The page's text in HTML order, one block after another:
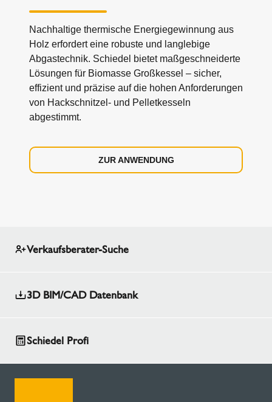
Nachhaltige thermische Energiegewinnung aus
Holz erfordert eine robuste und langlebige
Abgastechnik. Schiedel bietet maßgeschneiderte
Lösungen für Biomasse Großkessel – sicher,
effizient und präzise auf die hohen Anforderungen
von Hackschnitzel- und Pelletkesseln
abgestimmt.
ZUR ANWENDUNG
Verkaufsberater-Suche
3D BIM/CAD Datenbank
Schiedel Profi